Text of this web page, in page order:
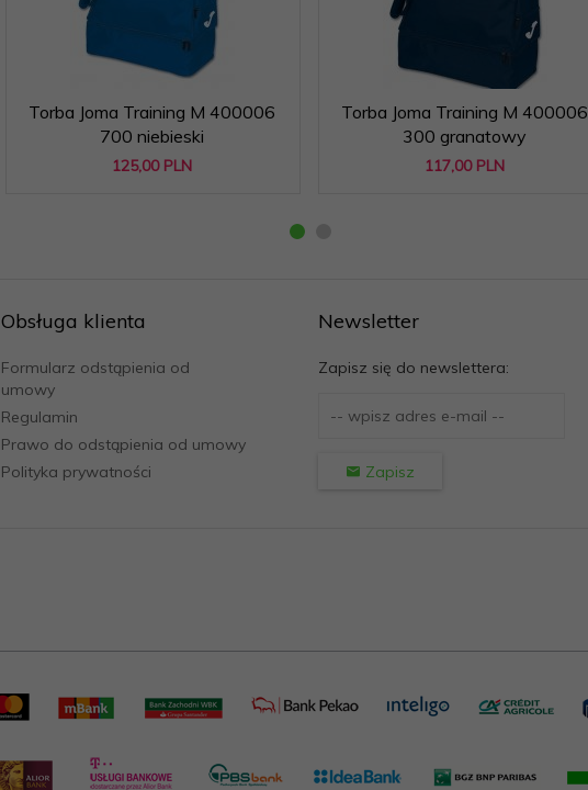
Torba Joma Training M 400006
700 niebieski
125,00 PLN
Torba Joma Training M 400006
300 granatowy
117,00 PLN
Obsługa klienta
Formularz odstąpienia od
umowy
Regulamin
Prawo do odstąpienia od umowy
Polityka prywatności
Newsletter
Zapisz się do newslettera:
Zapisz